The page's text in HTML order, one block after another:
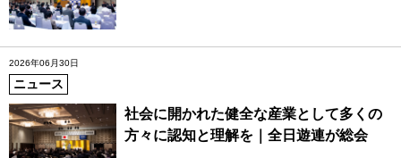
2026年06月30日
ニュース
社会に開かれた健全な産業として多くの
方々に認知と理解を｜全日遊連が総会